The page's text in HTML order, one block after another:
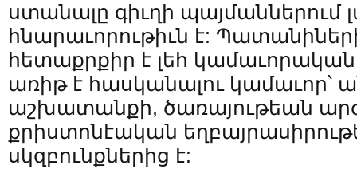
ստանալը գիւղի պայմաններում
հնարաւորութիւն է:
հետաքրքիր է լեհ
առիթ է հասկանալու կամաւոր՝
աշխատանքի, ծառայութեան
քրիստոնէական
սկզբունքներից է: